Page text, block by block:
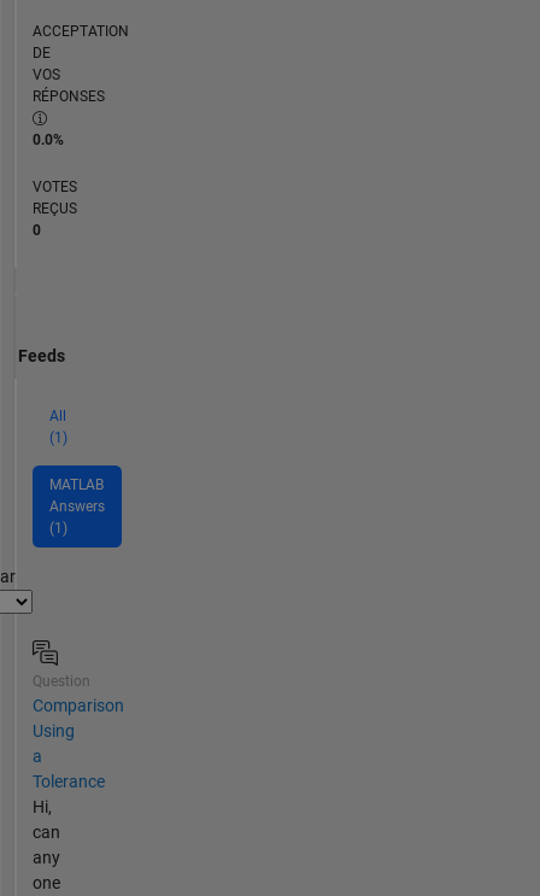
ACCEPTATION
DE
VOS
RÉPONSES
0.0%
VOTES
REÇUS
0
Feeds
All
(1)
MATLAB
Answers
(1)
Question
Comparison
Using
a
Tolerance
Hi,
can
any
one